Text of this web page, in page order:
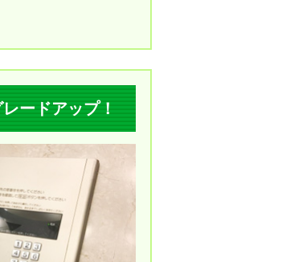
ードアップ！